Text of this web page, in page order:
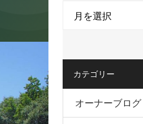
月を選択
カテゴリー
オーナーブログ